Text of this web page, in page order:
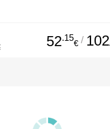
52.15
€ / 102